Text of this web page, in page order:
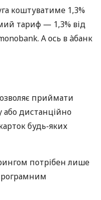
коштуватиме 1,3%
тариф — 1,3% від
А ось в àбанк
приймати
або дистанційно
будь-яких
потрібен лише